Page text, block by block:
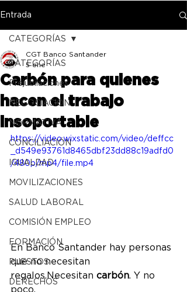
Entrada
CATEGORÍAS
Prejubilaciones
NEGOCIACIÓN
NORMATIVA
CONCILIACIÓN
IGUALDAD
MOVILIZACIONES
SALUD LABORAL
COMISIÓN EMPLEO
FORMACIÓN
PUESTOS
DERECHOS
CATEGORÍAS
Carbón para quienes
hacen el trabajo
insoportable
CGT Banco Santander
5 ene
https://video.wixstatic.com/video/deffcc
_d549e93761d8465dbf23dd88c19adfd0
/480p/mp4/file.mp4
En Banco Santander hay personas
que no necesitan
regalos.Necesitan carbón. Y no
poco.